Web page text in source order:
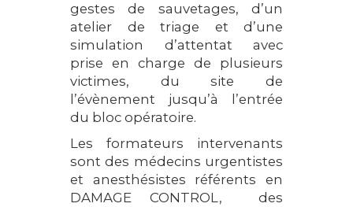
gestes de sauvetages, d’un
atelier de triage et d’une
simulation d’attentat avec
prise en charge de plusieurs
victimes, du site de
l’évènement jusqu’à l’entrée
du bloc opératoire.
Les formateurs intervenants
sont des médecins urgentistes
et anesthésistes référents en
DAMAGE CONTROL, des